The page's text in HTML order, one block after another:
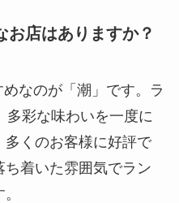
店はありますか？
なのが「潮」です。ラ
多彩な味わいを一度に
くのお客様に好評で
着いた雰囲気でラン